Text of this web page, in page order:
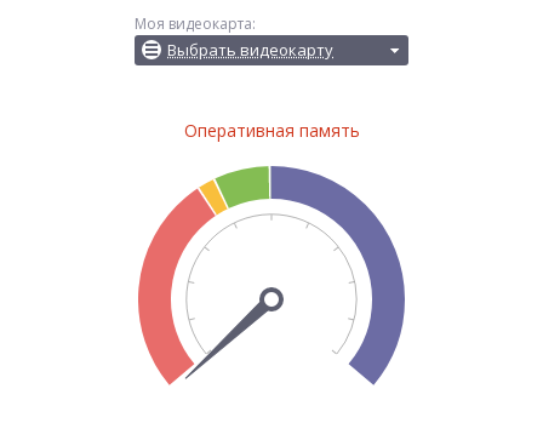
Моя видеокарта:
Выбрать видеокарту
Оперативная память